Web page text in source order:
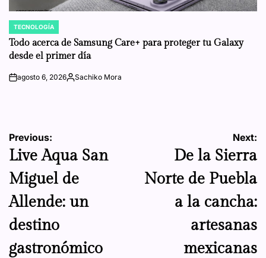
POSTED
IN
TECNOLOGÍA
Todo acerca de Samsung Care+ para proteger tu Galaxy
desde el primer día
onagosto 6, 2026Posted
Sachiko Mora
Navegación
de
entradas
Previous:
Live Aqua San
Miguel de
Allende: un
destino
gastronómico
Next:
De la Sierra
Norte de Puebla
a la cancha:
artesanas
mexicanas